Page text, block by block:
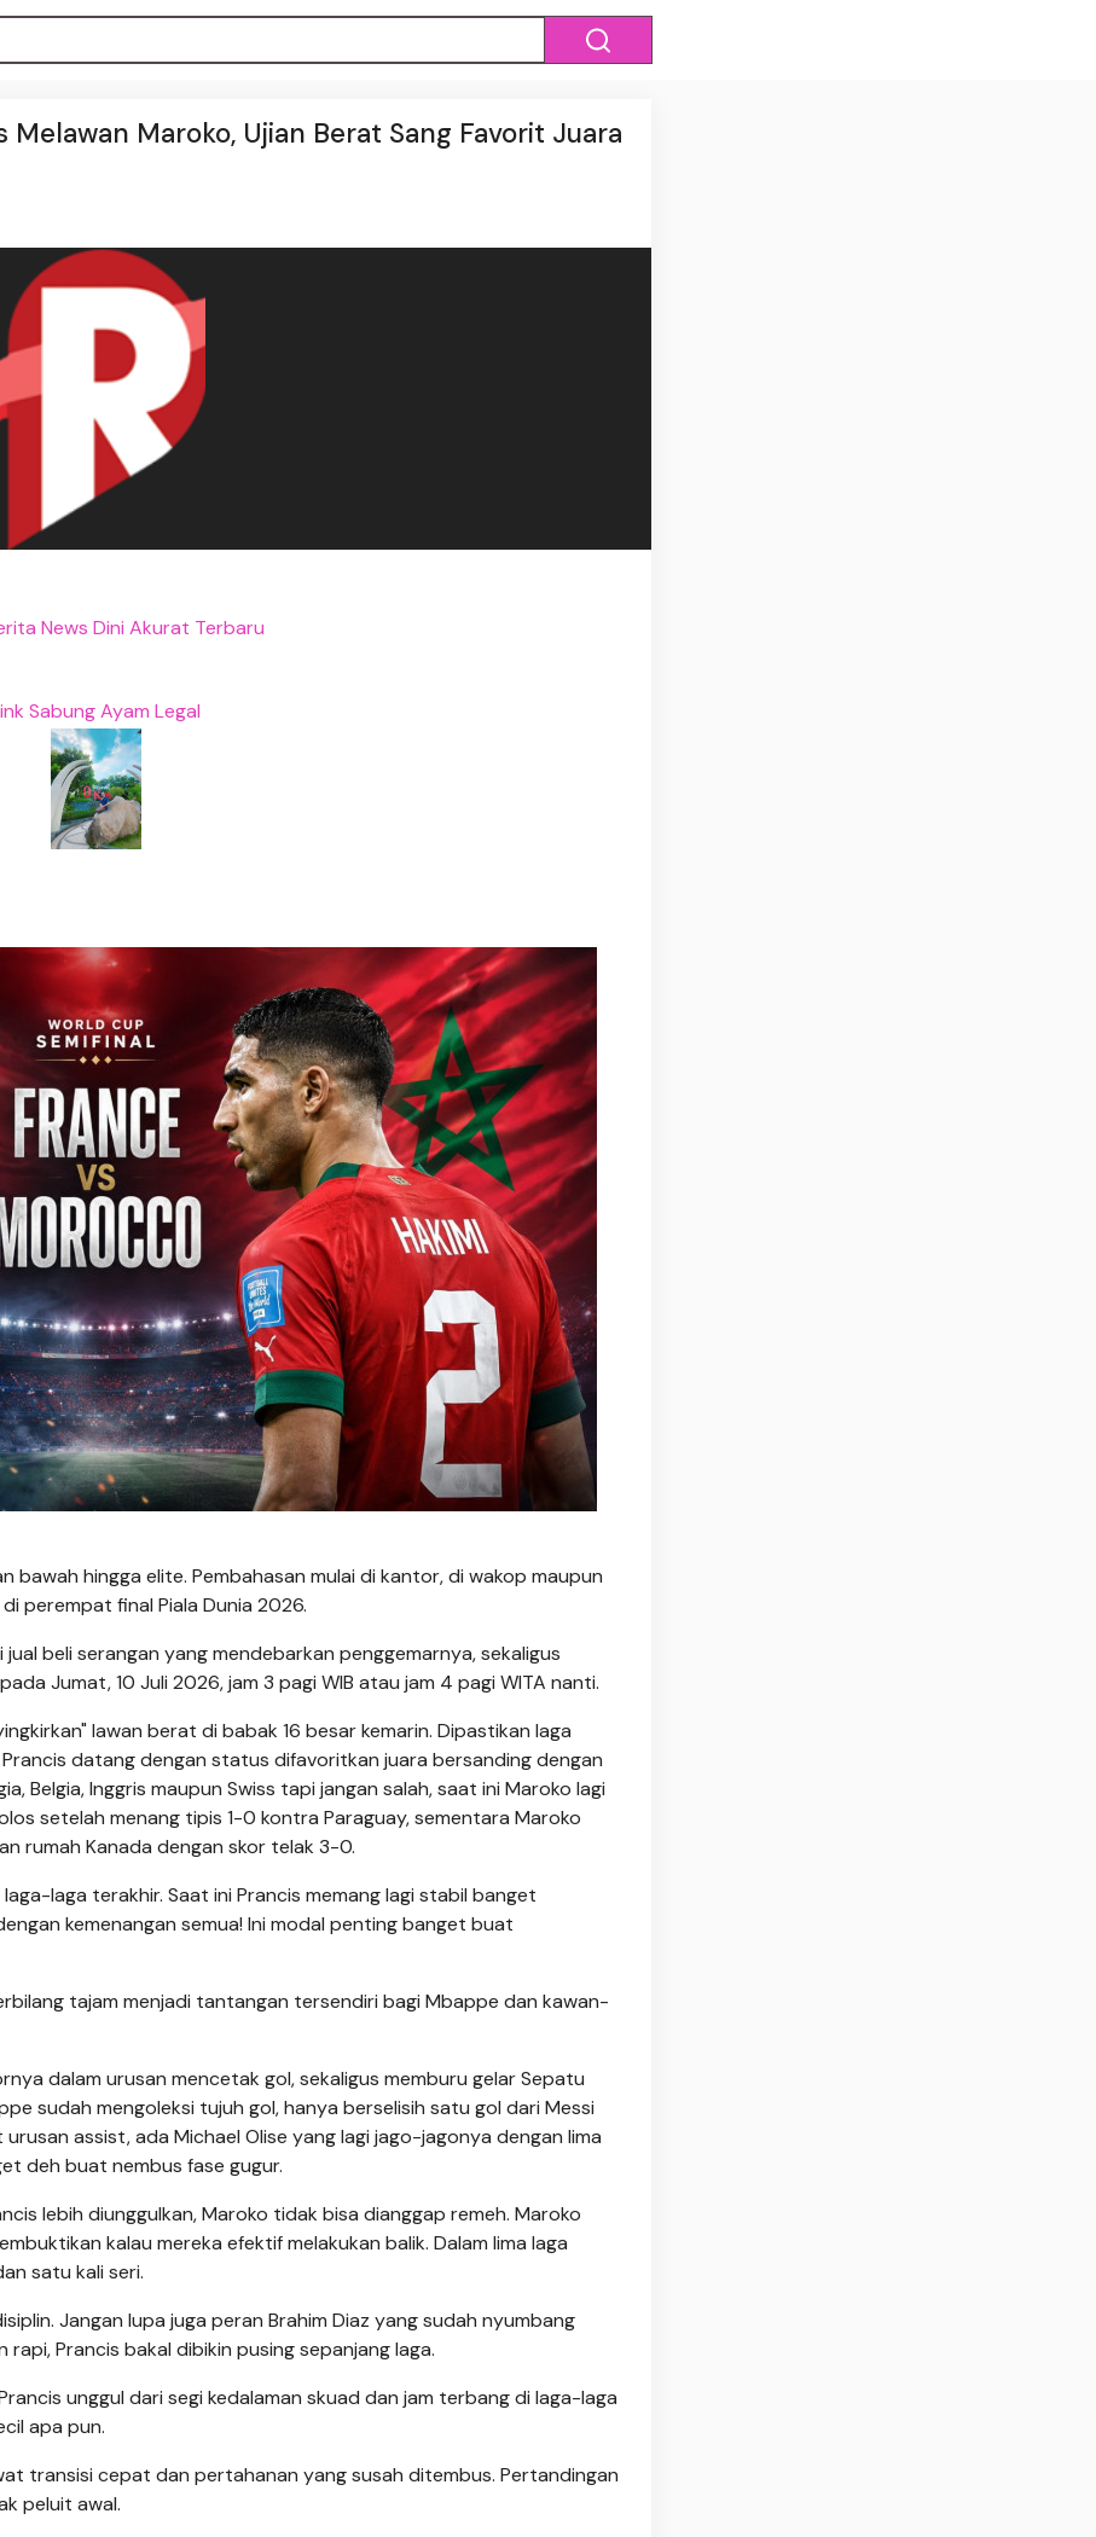
Maroko, Ujian Berat Sang Favorit Juara
News Dini Akurat Terbaru
Sabung Ayam Legal
bawah hingga elite. Pembahasan mulai di kantor, di wakop maupun
perempat final Piala Dunia 2026.
beli serangan yang mendebarkan penggemarnya, sekaligus
Jumat, 10 Juli 2026, jam 3 pagi WIB atau jam 4 pagi WITA nanti.
lawan berat di babak 16 besar kemarin. Dipastikan laga
datang dengan status difavoritkan juara bersanding dengan
Belgia, Inggris maupun Swiss tapi jangan salah, saat ini Maroko lagi
setelah menang tipis 1-0 kontra Paraguay, sementara Maroko
rumah Kanada dengan skor telak 3-0.
laga terakhir. Saat ini Prancis memang lagi stabil banget
kemenangan semua! Ini modal penting banget buat
tajam menjadi tantangan tersendiri bagi Mbappe dan kawan-
dalam urusan mencetak gol, sekaligus memburu gelar Sepatu
sudah mengoleksi tujuh gol, hanya berselisih satu gol dari Messi
assist, ada Michael Olise yang lagi jago-jagonya dengan lima
deh buat nembus fase gugur.
lebih diunggulkan, Maroko tidak bisa dianggap remeh. Maroko
kalau mereka efektif melakukan balik. Dalam lima laga
satu kali seri.
Jangan lupa juga peran Brahim Diaz yang sudah nyumbang
Prancis bakal dibikin pusing sepanjang laga.
unggul dari segi kedalaman skuad dan jam terbang di laga-laga
apa pun.
transisi cepat dan pertahanan yang susah ditembus. Pertandingan
peluit awal.